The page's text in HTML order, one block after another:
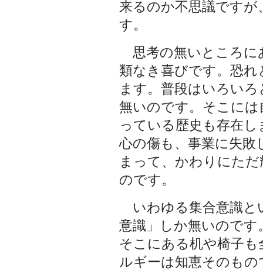
来るのか不思議です
す。
思考の無いところに
類なき喜びです。恐
ます。普段はいろい
無いのです。そこに
っている歴史も存在
心の傷も、事業に失
まって、かわりにた
のです。
いわゆる集合意識と
意識」しか無いので
そこにある机や椅子
ルギーは知恵そのも